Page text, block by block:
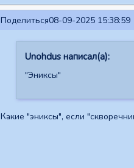
Поделиться08-09-2025 15:38:59
Unohdus написал(а):
"Эниксы"
Какие "эниксы", если